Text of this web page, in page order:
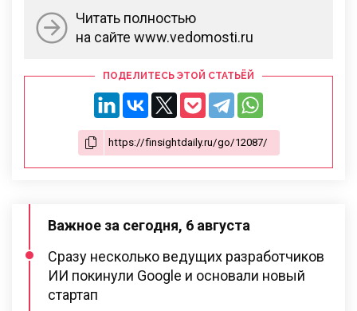
Читать полностью
на сайте www.vedomosti.ru
ПОДЕЛИТЕСЬ ЭТОЙ СТАТЬЁЙ
Важное за сегодня, 6 августа
Сразу несколько ведущих разработчиков
ИИ покинули Google и основали новый
стартап